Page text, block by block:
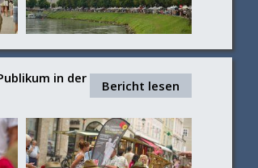
Bericht lesen
in der